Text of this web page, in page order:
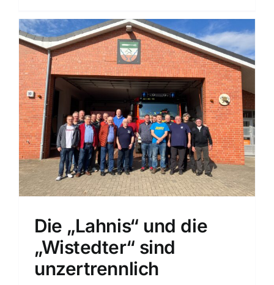
Die „Lahnis“ und die
„Wistedter“ sind
unzertrennlich